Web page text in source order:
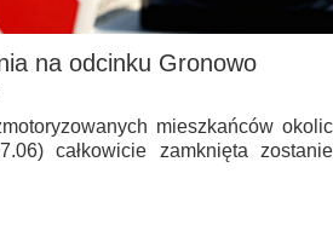
na odcinku Gronowo
mieszkańców okolic
całkowicie zamknięta zostanie